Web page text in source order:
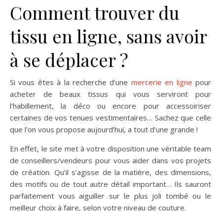
Comment trouver du
tissu en ligne, sans avoir
à se déplacer ?
Si vous êtes à la recherche d’une mercerie en ligne pour
acheter de beaux tissus qui vous serviront pour
l’habillement, la déco ou encore pour accessoiriser
certaines de vos tenues vestimentaires… Sachez que celle
que l’on vous propose aujourd’hui, a tout d’une grande !
En effet, le site met à votre disposition une véritable team
de conseillers/vendeurs pour vous aider dans vos projets
de création. Qu’il s’agisse de la matière, des dimensions,
des motifs ou de tout autre détail important… Ils sauront
parfaitement vous aiguiller sur le plus joli tombé ou le
meilleur choix à faire, selon votre niveau de couture.